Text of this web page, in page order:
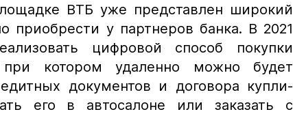
ВТБ уже представлен широкий
у партнеров банка. В 2021
цифровой способ покупки
котором удаленно можно будет
документов и договора купли-
его в автосалоне или заказать с